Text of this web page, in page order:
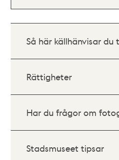
Så här källhänvisar
Rättigheter
Har du frågor om
Stadsmuseet tipsar